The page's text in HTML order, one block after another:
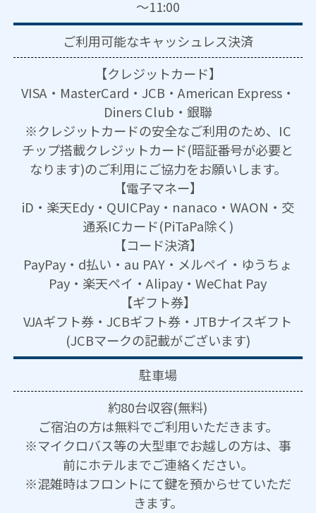
～11:00
ご利用可能なキャッシュレス決済
【クレジットカード】
VISA・MasterCard・JCB・American Express・
Diners Club・銀聯
※クレジットカードの安全なご利用のため、IC
チップ搭載クレジットカード(暗証番号が必要と
なります)のご利用にご協力をお願いします。
【電子マネー】
iD・楽天Edy・QUICPay・nanaco・WAON・交
通系ICカード(PiTaPa除く)
【コード決済】
PayPay・d払い・au PAY・メルペイ・ゆうちょ
Pay・楽天ペイ・Alipay・WeChat Pay
【ギフト券】
VJAギフト券・JCBギフト券・JTBナイスギフト
(JCBマークの記載がございます)
駐車場
約80台収容(無料)
ご宿泊の方は無料でご利用いただきます。
※マイクロバス等の大型車でお越しの方は、事
前にホテルまでご連絡ください。
※混雑時はフロントにて鍵を預からせていただ
きます。